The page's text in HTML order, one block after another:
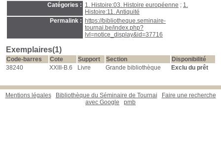
Catégories : 1. Histoire:03. Histoire européenne ; 1.
Histoire:11. Antiquité
Permalink :
https://bibliotheque.seminaire-
tournai.be/index.php?
lvl=notice_display&id=37716
Exemplaires(1)
Code-barres Cote Support Section
Disponibilité
38240
XXIII-B.6 Livre Grande bibliothèque Exclu du prêt
Mentions légales Bibliothèque du Séminaire de Tournai
Faire une recherche
avec Google
pmb